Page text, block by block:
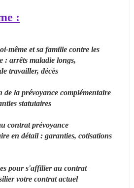
:
même et sa famille contre les
: arrêts maladie longs,
travailler, décès
de la prévoyance complémentaire
statutaires
contrat prévoyance
en détail : garanties, cotisations
pour s'affilier au contrat
votre contrat actuel